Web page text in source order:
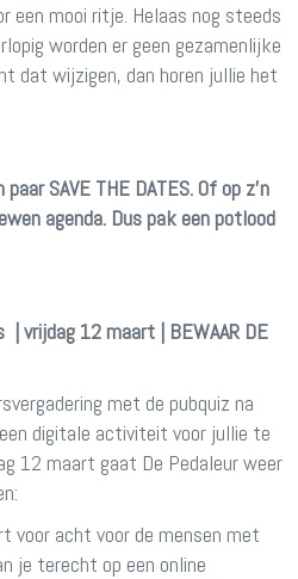
een mooi ritje. Helaas nog steeds
worden er geen gezamenlijke
dat wijzigen, dan horen jullie het
SAVE THE DATES. Of op z’n
agenda. Dus pak een potlood
| vrijdag 12 maart | BEWAAR DE
met de pubquiz na
digitale activiteit voor jullie te
12 maart gaat De Pedaleur weer
voor acht voor de mensen met
je terecht op een online